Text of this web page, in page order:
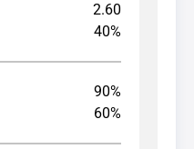
2.60
40%
90%
60%